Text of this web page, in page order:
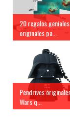
20 regalos
originales pa...
Pendrives
Wars q...